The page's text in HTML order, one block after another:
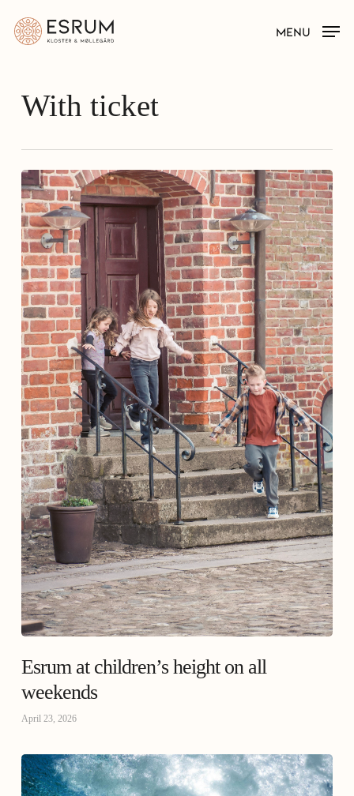
MENU
With ticket
Esrum at children’s height on all
weekends
April 23, 2026